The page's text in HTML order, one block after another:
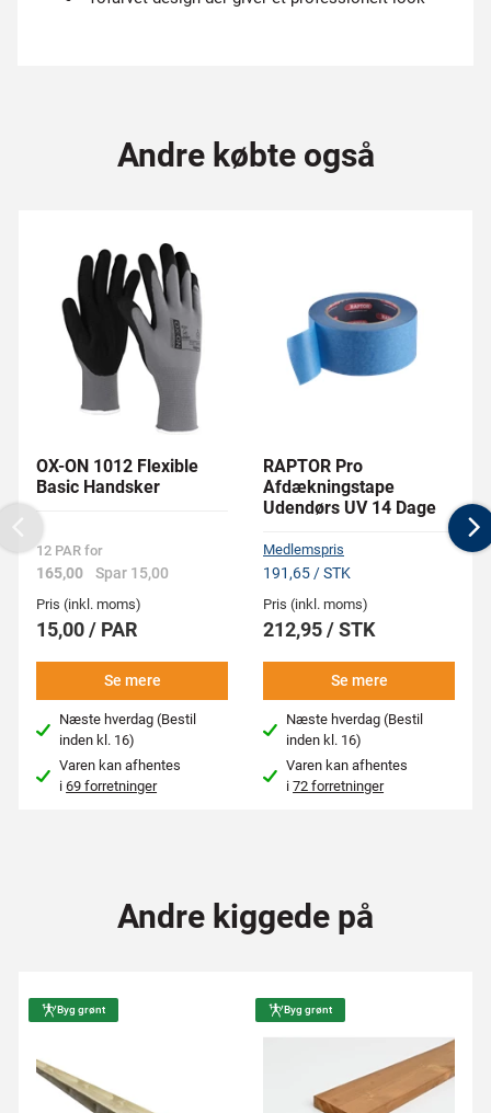
Andre købte også
OX-ON 1012 Flexible
Basic Handsker
12 PAR for
165,00 Spar 15,00
Pris (inkl. moms)
15,00 / PAR
Se mere
Næste hverdag (Bestil
inden kl. 16)
Varen kan afhentes
i69 forretninger
RAPTOR Pro
Afdækningstape
Udendørs UV 14 Dage
Medlemspris
191,65 / STK
Pris (inkl. moms)
212,95 / STK
Se mere
Næste hverdag (Bestil
inden kl. 16)
Varen kan afhentes
i72 forretninger
Previous
Andre kiggede på
Byg grønt Byg grønt